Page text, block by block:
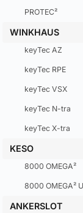
PROTEC²
WINKHAUS
keyTec AZ
keyTec RPE
keyTec VSX
keyTec N-tra
keyTec X-tra
KESO
8000 OMEGA²
8000 OMEGA²
ANKERSLOT